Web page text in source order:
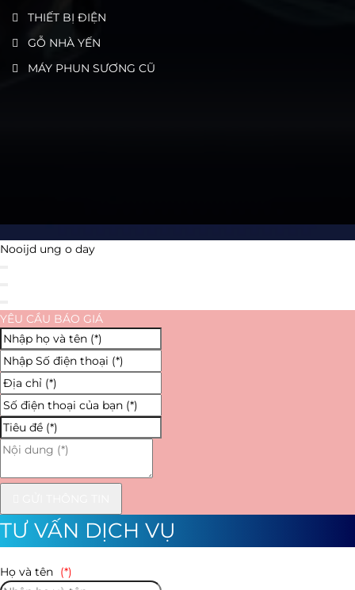
THIẾT BỊ ĐIỆN
GỖ NHÀ YẾN
MÁY PHUN SƯƠNG CŨ
Nooijd ung o day
YÊU CẦU BÁO GIÁ
TƯ VẤN DỊCH VỤ
Họ và tên (*)